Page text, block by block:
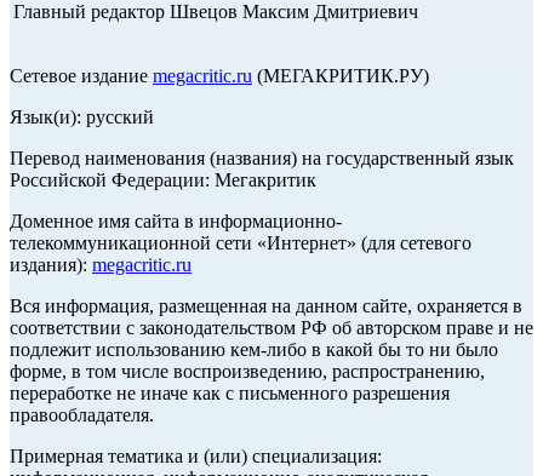
Главный редактор Швецов Максим Дмитриевич
Сетевое издание megacritic.ru (МЕГАКРИТИК.РУ)
Язык(и): русский
Перевод наименования (названия) на государственный язык
Российской Федерации: Мегакритик
Доменное имя сайта в информационно-
телекоммуникационной сети «Интернет» (для сетевого
издания): megacritic.ru
Вся информация, размещенная на данном сайте, охраняется в
соответствии с законодательством РФ об авторском праве и не
подлежит использованию кем-либо в какой бы то ни было
форме, в том числе воспроизведению, распространению,
переработке не иначе как с письменного разрешения
правообладателя.
Примерная тематика и (или) специализация: